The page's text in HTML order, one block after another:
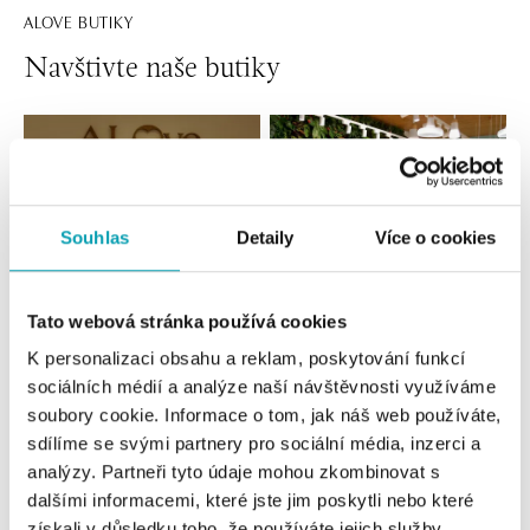
Souhlas Detaily Více o cookies
Tato webová stránka používá cookies
K personalizaci obsahu a reklam, poskytování funkcí
sociálních médií a analýze naší návštěvnosti využíváme
soubory cookie. Informace o tom, jak náš web používáte,
sdílíme se svými partnery pro sociální média, inzerci a
analýzy. Partneři tyto údaje mohou zkombinovat s
dalšími informacemi, které jste jim poskytli nebo které
ALOVE BUTIKY
Navštivte naše butiky
Všechny Česko Slovensko
ALOve OC Nový Smíchov, Praha 5
Plzeňská 8, 150 00 Praha 5 - Anděl
tel.: +420736509250
dnes otevřeno od 09:00